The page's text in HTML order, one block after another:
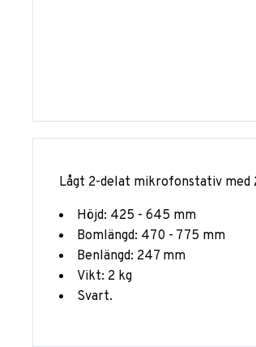
Lågt 2-delat mikrofonstativ med
Höjd: 425 - 645 mm
Bomlängd: 470 - 775 mm
Benlängd: 247 mm
Vikt: 2 kg
Svart.